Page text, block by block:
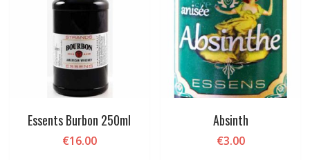
Essents Burbon 250ml
€16.00
Absinth
€3.00